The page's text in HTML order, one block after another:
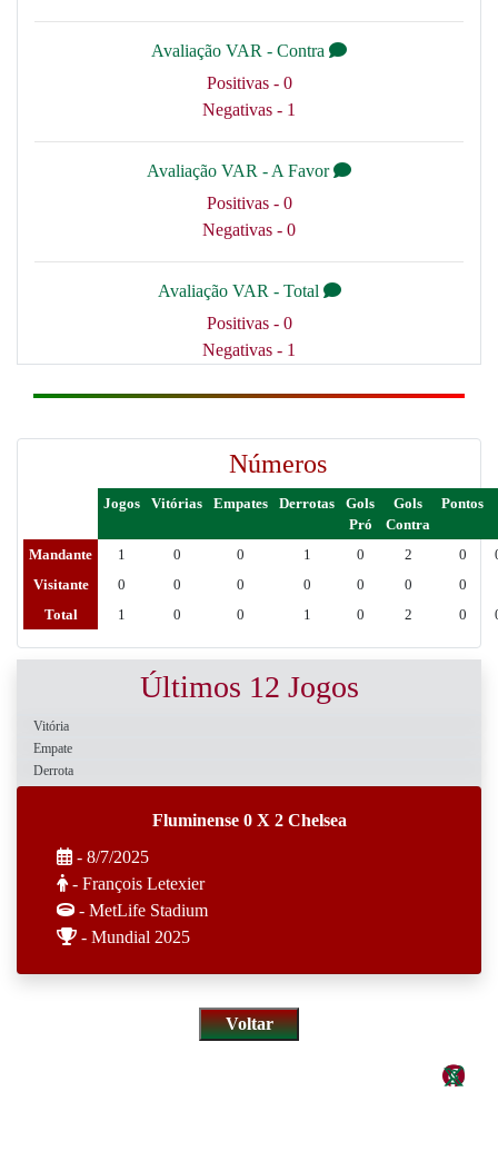
Avaliação VAR - Contra
Positivas - 0
Negativas - 1
Avaliação VAR - A Favor
Positivas - 0
Negativas - 0
Avaliação VAR - Total
Positivas - 0
Negativas - 1
Números
Jogos Vitórias Empates Derrotas
Gols
Pró
Gols
Contra
Pontos
Mandante 1 0 0 1 0 2 0
Visitante
0 0 0 0 0 0
0
Total
1 0 0 1 0 2 0
Últimos 12 Jogos
Vitória
Empate
Derrota
Fluminense 0 X 2 Chelsea
- 8/7/2025
- François Letexier
- MetLife Stadium
- Mundial 2025